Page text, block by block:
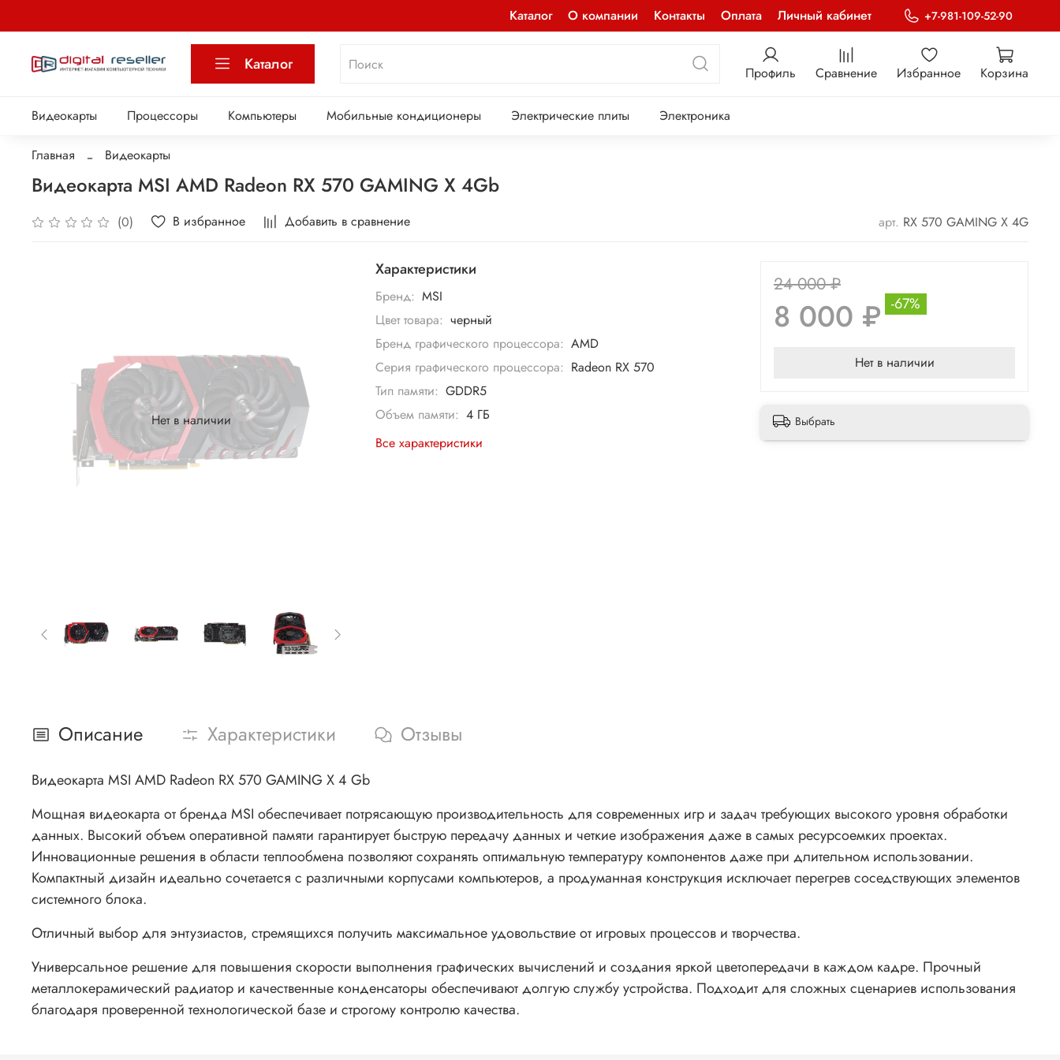
Каталог О компании Контакты Оплата Личный кабинет +7-981-109-52-90
Каталог Профиль Сравнение Избранное Корзина
Видеокарты Процессоры Компьютеры Мобильные кондиционеры Электрические плиты Электроника
Главная Видеокарты
Видеокарта MSI AMD Radeon RX 570 GAMING X 4Gb
(0) В избранное Добавить в сравнение арт. RX 570 GAMING X 4G
Нет в наличии
Характеристики
Бренд: MSI
Цвет товара: черный
Бренд графического процессора: AMD
Серия графического процессора: Radeon RX 570
Тип памяти: GDDR5
Объем памяти: 4 ГБ
Все характеристики
24 000 ₽
8 000 ₽ -67%
Нет в наличии
Выбрать
Описание Характеристики Отзывы
Видеокарта MSI AMD Radeon RX 570 GAMING X 4 Gb
Мощная видеокарта от бренда MSI обеспечивает потрясающую производительность для современных игр и задач требующих высокого уровня обработки
данных. Высокий объем оперативной памяти гарантирует быструю передачу данных и четкие изображения даже в самых ресурсоемких проектах.
Инновационные решения в области теплообмена позволяют сохранять оптимальную температуру компонентов даже при длительном использовании.
Компактный дизайн идеально сочетается с различными корпусами компьютеров, а продуманная конструкция исключает перегрев соседствующих элементов
системного блока.
Отличный выбор для энтузиастов, стремящихся получить максимальное удовольствие от игровых процессов и творчества.
Универсальное решение для повышения скорости выполнения графических вычислений и создания яркой цветопередачи в каждом кадре. Прочный
металлокерамический радиатор и качественные конденсаторы обеспечивают долгую службу устройства. Подходит для сложных сценариев использования
благодаря проверенной технологической базе и строгому контролю качества.